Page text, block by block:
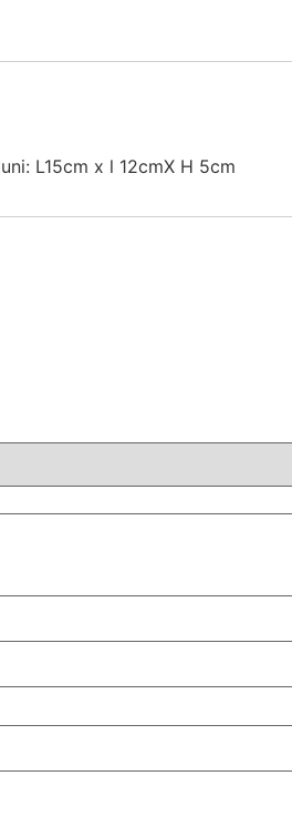
L15cm x l 12cmX H 5cm